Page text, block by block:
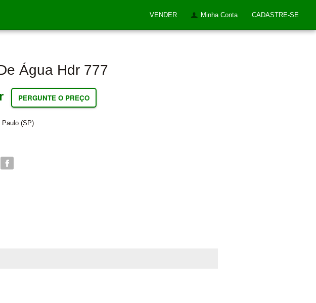
VENDER Minha Conta CADASTRE-SE
Água Hdr 777
PERGUNTE O PREÇO
Paulo (SP)